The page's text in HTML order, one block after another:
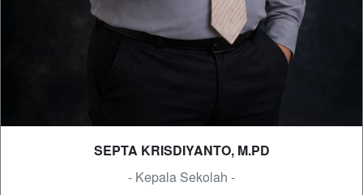
SEPTA KRISDIYANTO, M.PD
- Kepala Sekolah -